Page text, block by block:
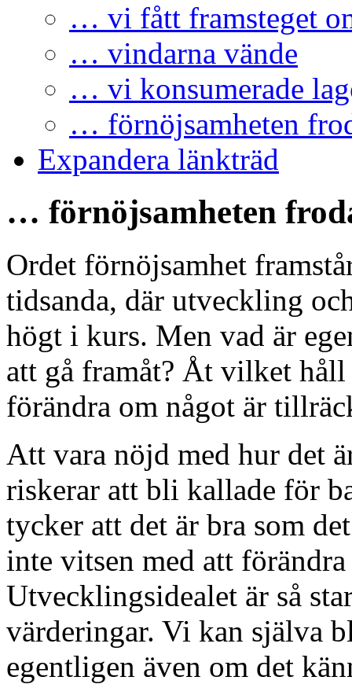
… vi fått framsteget
… vindarna vände
… vi konsumerade
… förnöjsamheten
Expandera länkträd
… förnöjsamheten
Ordet förnöjsamhet
tidsanda, där utveckling
högt i kurs. Men vad är
att gå framåt? Åt vilket
förändra om något är
Att vara nöjd med hur det
riskerar att bli kallade för
tycker att det är bra som
inte vitsen med att
Utvecklingsidealet är så
värderingar. Vi kan själva
egentligen även om det